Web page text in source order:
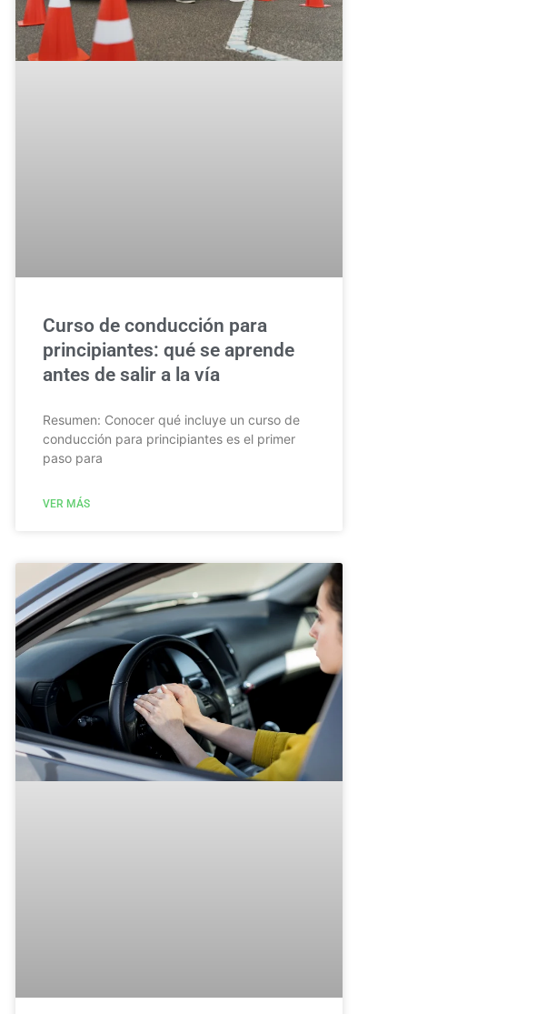
Curso de conducción para
principiantes: qué se aprende
antes de salir a la vía
Resumen: Conocer qué incluye un curso de
conducción para principiantes es el primer
paso para
VER MÁS